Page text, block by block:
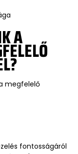
A
megfelelő
fontosságáról